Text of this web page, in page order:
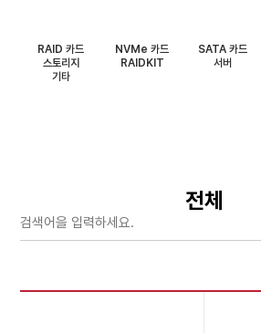
RAID 카드 NVMe 카드 SATA 카드
스토리지
RAIDKIT 서버
기타
전체